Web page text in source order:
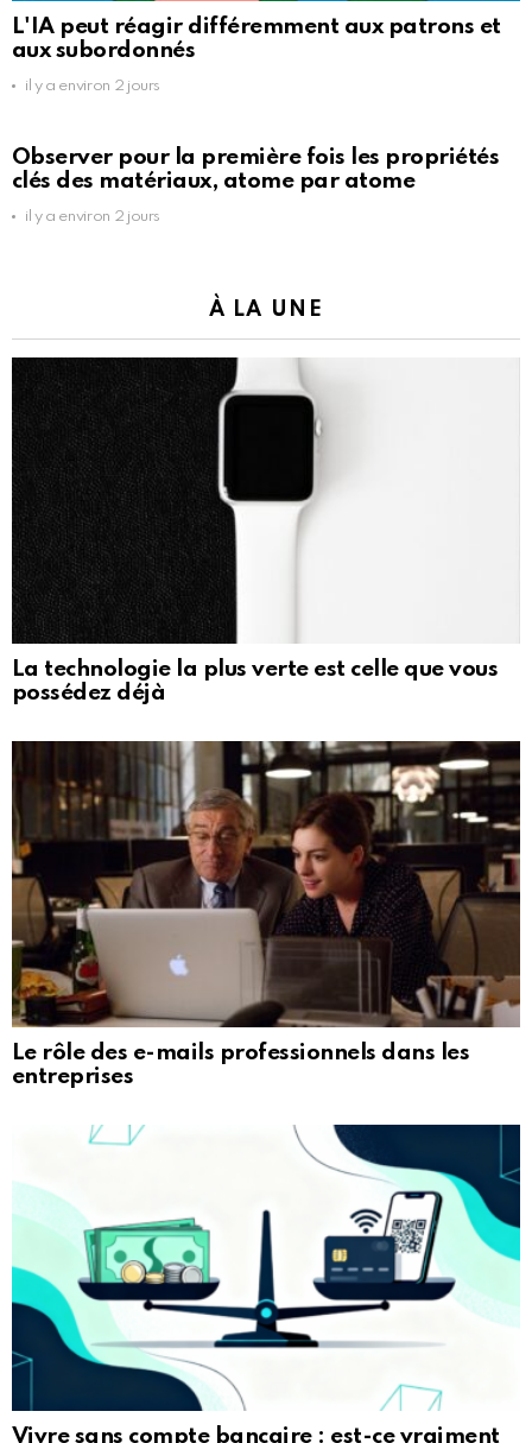
L'IA peut réagir différemment aux patrons et
aux subordonnés
il y a environ 2 jours
Observer pour la première fois les propriétés
clés des matériaux, atome par atome
il y a environ 2 jours
À LA UNE
La technologie la plus verte est celle que vous
possédez déjà
Le rôle des e-mails professionnels dans les
entreprises
Vivre sans compte bancaire : est-ce vraiment